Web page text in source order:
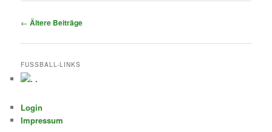
Beitragsnavigation
← Ältere Beiträge
FUSSBALL-LINKS
.
Login
Impressum